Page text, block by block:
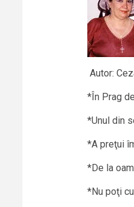
Autor:
*În Prag
*Unul din
*A preţui
*De la
*Nu poţi